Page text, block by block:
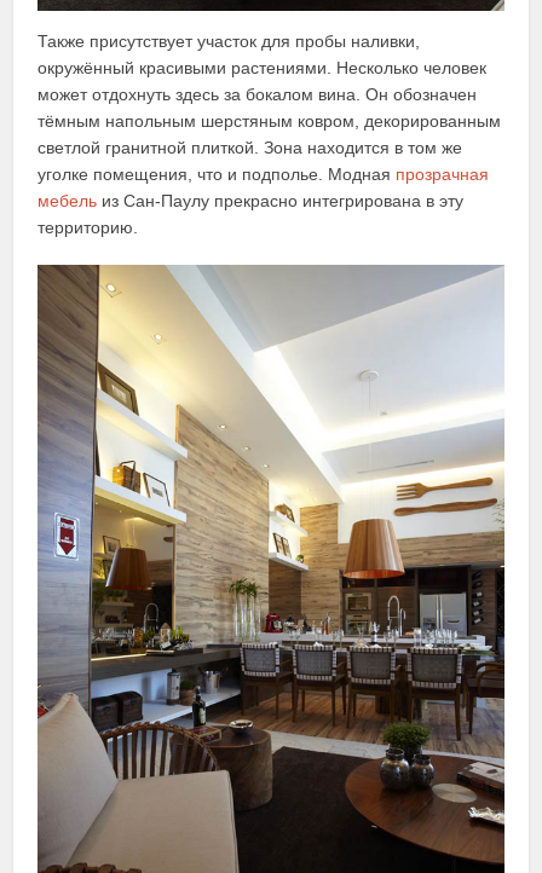
Также присутствует участок для пробы наливки,
окружённый красивыми растениями. Несколько человек
может отдохнуть здесь за бокалом вина. Он обозначен
тёмным напольным шерстяным ковром, декорированным
светлой гранитной плиткой. Зона находится в том же
уголке помещения, что и подполье. Модная прозрачная
мебель из Сан-Паулу прекрасно интегрирована в эту
территорию.